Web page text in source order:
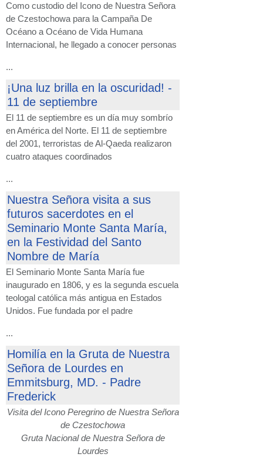
Como custodio del Icono de Nuestra Señora
de Czestochowa para la Campaña De
Océano a Océano de Vida Humana
Internacional, he llegado a conocer personas
...
¡Una luz brilla en la oscuridad! -
11 de septiembre
El 11 de septiembre es un día muy sombrío
en América del Norte. El 11 de septiembre
del 2001, terroristas de Al-Qaeda realizaron
cuatro ataques coordinados
...
Nuestra Señora visita a sus
futuros sacerdotes en el
Seminario Monte Santa María,
en la Festividad del Santo
Nombre de María
El Seminario Monte Santa María fue
inaugurado en 1806, y es la segunda escuela
teologal católica más antigua en Estados
Unidos. Fue fundada por el padre
...
Homilía en la Gruta de Nuestra
Señora de Lourdes en
Emmitsburg, MD. - Padre
Frederick
Visita del Icono Peregrino de Nuestra Señora
de Czestochowa
Gruta Nacional de Nuestra Señora de
Lourdes